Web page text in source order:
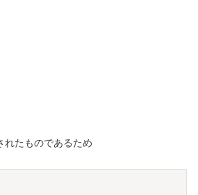
れたものであるため